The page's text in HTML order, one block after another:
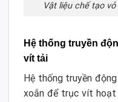
Vật liệu chế tạo
Hệ thống truyền
vít tải
Hệ thống truyền
xoắn để trục vít